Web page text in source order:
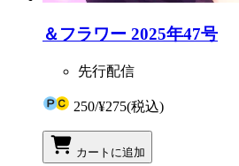
＆フラワー 2025年47号
先行配信
250/¥275(税込)
カートに追加